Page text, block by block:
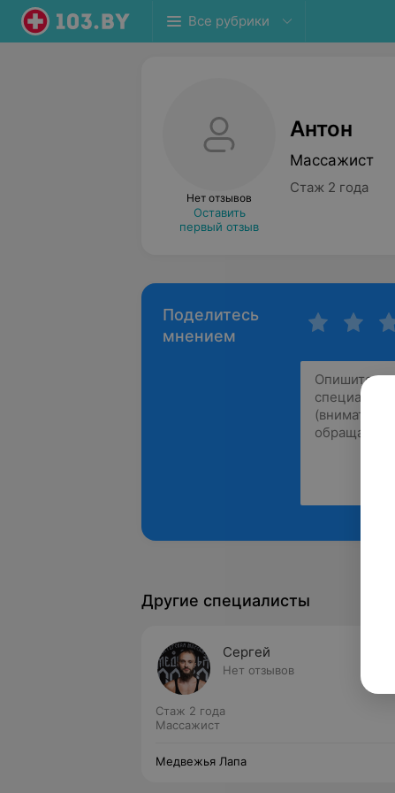
Все рубрики
Нет отзывов
Оставить
первый отзыв
Антон
Массажист
Стаж 2 года
Поделитесь
мнением
Другие специалисты
Сергей
Нет отзывов
Стаж 2 года
Массажист
Медвежья Лапа